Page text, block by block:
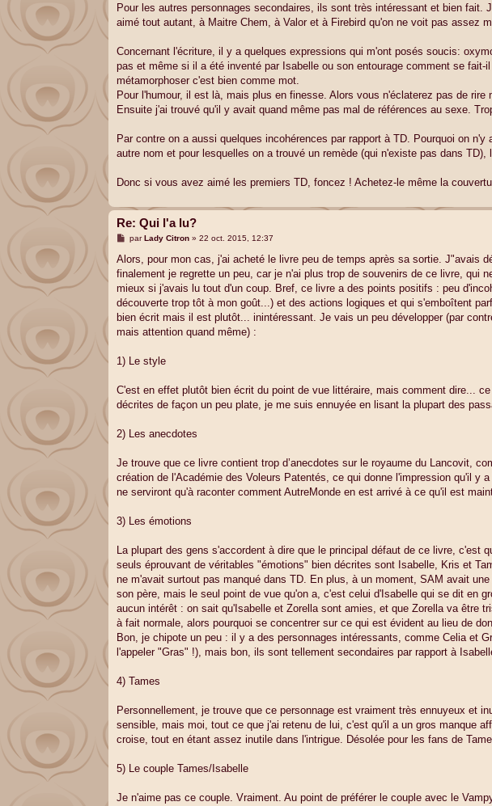
Pour les autres personnages secondaires, ils sont très intéressant et bien fait.
aimé tout autant, à Maitre Chem, à Valor et à Firebird qu'on ne voit pas assez
Concernant l'écriture, il y a quelques expressions qui m'ont posés soucis:
pas et même si il a été inventé par Isabelle ou son entourage comment se
métamorphoser c'est bien comme mot.
Pour l'humour, il est là, mais plus en finesse. Alors vous n'éclaterez pas de rire
Ensuite j'ai trouvé qu'il y avait quand même pas mal de références au sexe.
Par contre on a aussi quelques incohérences par rapport à TD. Pourquoi on
autre nom et pour lesquelles on a trouvé un remède (qui n'existe pas dans TD),
Donc si vous avez aimé les premiers TD, foncez ! Achetez-le même la
Re: Qui l'a lu?
M
s
a
g
parLady Citron »22 oct. 2015, 12:37
Alors, pour mon cas, j'ai acheté le livre peu de temps après sa sortie. J"avais
finalement je regrette un peu, car je n'ai plus trop de souvenirs de ce livre, qui
mieux si j'avais lu tout d'un coup. Bref, ce livre a des points positifs : peu
découverte trop tôt à mon goût...) et des actions logiques et qui s'emboîtent
bien écrit mais il est plutôt... inintéressant. Je vais un peu développer (par
mais attention quand même) :
1) Le style
C'est en effet plutôt bien écrit du point de vue littéraire, mais comment dire...
décrites de façon un peu plate, je me suis ennuyée en lisant la plupart des
2) Les anecdotes
Je trouve que ce livre contient trop d’anecdotes sur le royaume du Lancovit,
création de l'Académie des Voleurs Patentés, ce qui donne l'impression qu'il y
ne serviront qu'à raconter comment AutreMonde en est arrivé à ce qu'il est
3) Les émotions
La plupart des gens s'accordent à dire que le principal défaut de ce livre, c'est
seuls éprouvant de véritables "émotions" bien décrites sont Isabelle, Kris et
ne m'avait surtout pas manqué dans TD. En plus, à un moment, SAM avait
son père, mais le seul point de vue qu'on a, c'est celui d'Isabelle qui se dit en
aucun intérêt : on sait qu'Isabelle et Zorella sont amies, et que Zorella va être
à fait normale, alors pourquoi se concentrer sur ce qui est évident au lieu de
Bon, je chipote un peu : il y a des personnages intéressants, comme Celia et
l'appeler "Gras" !), mais bon, ils sont tellement secondaires par rapport à
4) Tames
Personnellement, je trouve que ce personnage est vraiment très ennuyeux et
sensible, mais moi, tout ce que j'ai retenu de lui, c'est qu'il a un gros manque
croise, tout en étant assez inutile dans l'intrigue. Désolée pour les fans de
5) Le couple Tames/Isabelle
Je n'aime pas ce couple. Vraiment. Au point de préférer le couple avec le